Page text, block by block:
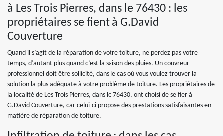
à Les Trois Pierres, dans le 76430 : les
propriétaires se fient à G.David
Couverture
Quand il s’agit de la réparation de votre toiture, ne perdez pas votre
temps, d’autant plus quand c’est la saison des pluies. Un couvreur
professionnel doit être sollicité, dans le cas où vous voulez trouver la
solution la plus adéquate à votre problème de toiture. Les propriétaires de
la localité de Les Trois Pierres, dans le 76430, ont choisi de se fier à
G.David Couverture, car celui-ci propose des prestations satisfaisantes en
matière de réparation de toiture.